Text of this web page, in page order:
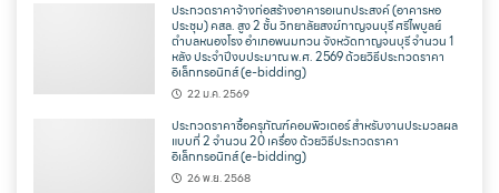
ประกวดราคาจ้างก่อสร้างอาคารอเนกประสงค์ (อาคารหอ
ประชุม) คสล. สูง 2 ชั้น วิทยาลัยสงฆ์กาญจนบุรี ศรีไพบูลย์
ตำบลหนองโรง อำเภอพนมทวน จังหวัดกาญจนบุรี จำนวน 1
หลัง ประจำปีงบประมาณ พ.ศ. 2569 ด้วยวิธีประกวดราคา
อิเล็กทรอนิกส์ (e-bidding)
22 ม.ค. 2569
ประกวดราคาซื้อครุภัณฑ์คอมพิวเตอร์ สำหรับงานประมวลผล
แบบที่ 2 จำนวน 20 เครื่อง ด้วยวิธีประกวดราคา
อิเล็กทรอนิกส์ (e-bidding)
26 พ.ย. 2568